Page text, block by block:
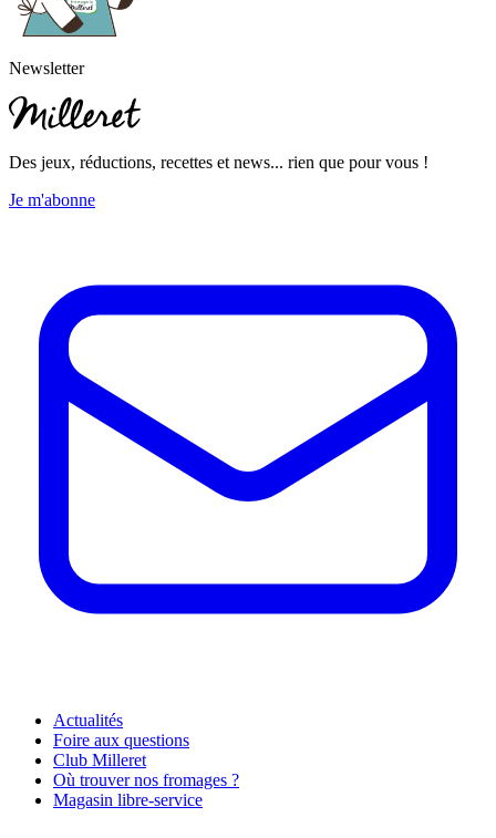
Newsletter
Des jeux, réductions, recettes et news... rien que pour vous !
Je m'abonne
Actualités
Foire aux questions
Club Milleret
Où trouver nos fromages ?
Magasin libre-service